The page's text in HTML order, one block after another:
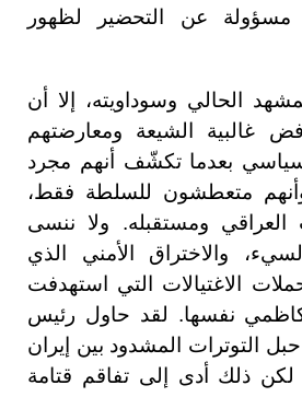
مسؤولة عن التحضير لظهور
الحالي وسوداويته، إلا أن
غالبية الشيعة ومعارضتهم
بعدما تكشّف أنهم مجرد
وأنهم متعطشون للسلطة فقط،
العراقي ومستقبله. ولا ننسى
والاختراق الأمني الذي
الاغتيالات التي استهدفت
نفسها. لقد حاول رئيس
التوترات المشدود بين إيران
لكن ذلك أدى إلى تفاقم قتامة